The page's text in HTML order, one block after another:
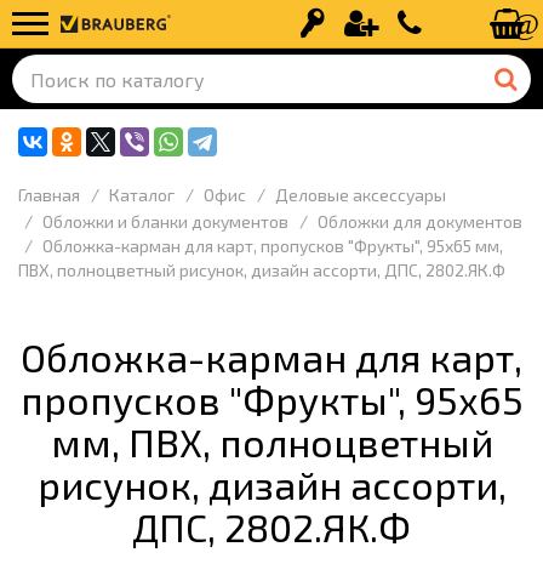
Вход Регистрация+7 (499) 110-
Главная Каталог Офис
Деловые аксессуары
Обложки и бланки документов
Обложки для документов
Обложка-карман для карт, пропусков "Фрукты", 95х65 мм,
ПВХ, полноцветный рисунок, дизайн ассорти, ДПС, 2802.ЯК.Ф
Обложка-карман для карт,
пропусков "Фрукты", 95х65
мм, ПВХ, полноцветный
рисунок, дизайн ассорти,
ДПС, 2802.ЯК.Ф